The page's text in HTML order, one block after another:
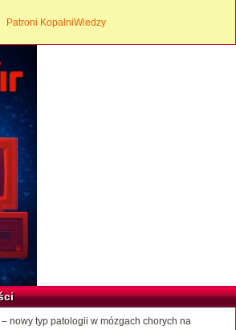
Patroni KopalniWiedzy
nowy typ patologii w mózgach chorych na